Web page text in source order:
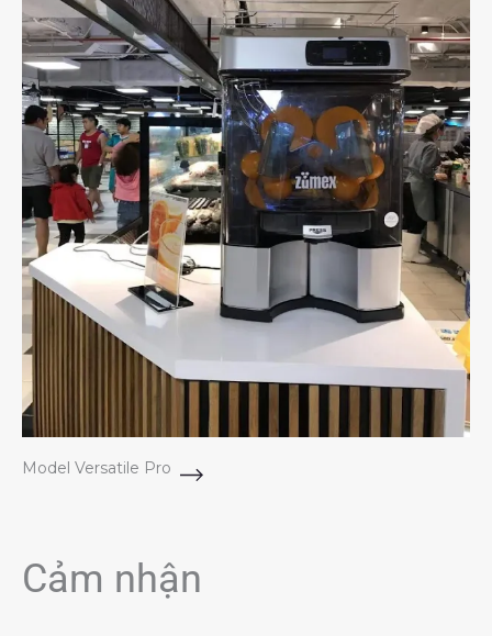
Model Versatile Pro
Cảm nhận